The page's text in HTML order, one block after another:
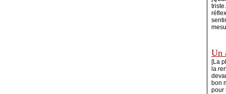
Un
[La
la
bon
pour